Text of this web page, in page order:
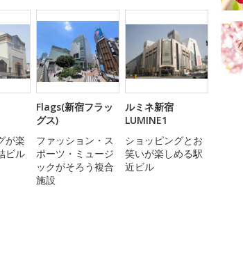
が楽
ビル
Flags(新宿フラッ
グス)
ファッション・ス
ポーツ・ミュージ
ックがそろう複合
施設
ルミネ新宿
LUMINE1
ショッピングとお
笑いが楽しめる駅
近ビル